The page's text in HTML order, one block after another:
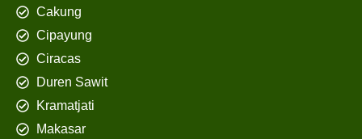
Cakung
Cipayung
Ciracas
Duren Sawit
Kramatjati
Makasar